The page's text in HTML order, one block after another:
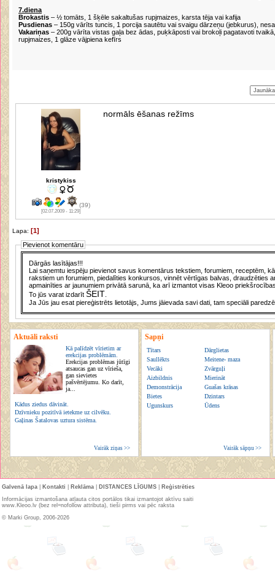
7.diena
Brokastis – ½ tomāts, 1 šķēle sakaltušas rupjmaizes, karsta tēja vai kafija
Pusdienas – 150g vārīts tuncis, 1 porcija sautētu vai svaigu dārzeņu (jebkurus),
Vakariņas – 200g vārīta vistas gaļa bez ādas, puķkāposti vai brokoļi pagatavoti
rupjmaizes, 1 glāze vājpiena kefīrs
kristykiss
(39)
[02.07.2009 - 11:29]
normāls ēšanas režīms
Lapa: [1]
Pievienot komentāru
Dārgās lasītājas!!!
Lai saņemtu iespēju pievienot savus komentārus tekstiem, forumiem, receptēm,
rakstiem un forumiem, piedalīties konkursos, vinnēt vērtīgas balvas, draudzēties
apmainīties ar jaunumiem privātā sarunā, ka arī izmantot visas Kleoo
To jūs varat izdarītŠEIT
Ja Jūs jau esat piereģistrēts lietotājs, Jums jāievada savi dati, tam speciāli
Aktuāli raksti
Kā palīdzēt vīrietim ar
erekcijas problēmām.
Erekcijas problēmas jūtīgi
atsaucas gan uz vīrieša,
gan sievietes
pašvērtējumu. Ko darīt,
ja...
Kādus ziedus dāvināt.
Dzīvnieku pozitīvā ietekme uz cilvēku.
Gaļinas Šatalovas uztura sistēma.
Vairāk ziņas >>
Sapņi
Tītars
Dārglietas
Saullēkts
Meitene- maza
Vecāki
Zvārguļi
Aizbildnis
Mierināt
Demonstrācija
Guašas krāsas
Bietes
Dzintars
Ugunskurs
Ūdens
Vairāk sāpņu >>
Galvenā lapa Kontakti Reklāma DISTANCES LĪGUMS
Reģistrēties
Informācijas izmantošana atļauta citos portālos tikai izmantojot aktīvu saiti
www.Kleoo.lv (bez rel=nofollow attributa), tieši pirms vai pēc raksta
© Marki Group, 2006-2026